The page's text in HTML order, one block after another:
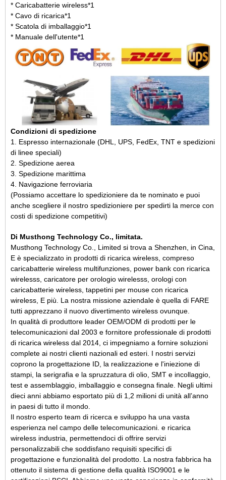
* Caricabatterie wireless*1
* Cavo di ricarica*1
* Scatola di imballaggio*1
* Manuale dell'utente*1
Condizioni di spedizione
1. Espresso internazionale (DHL, UPS, FedEx, TNT e spedizioni
di linee speciali)
2. Spedizione aerea
3. Spedizione marittima
4. Navigazione ferroviaria
(Possiamo accettare lo spedizioniere da te nominato e puoi
anche scegliere il nostro spedizioniere per spedirti la merce con
costi di spedizione competitivi)
Di Musthong Technology Co., limitata.
Musthong Technology Co., Limited si trova a Shenzhen, in Cina,
E è specializzato in prodotti di ricarica wireless, compreso
caricabatterie wireless multifunziones, power bank con ricarica
wirelesss, caricatore per orologio wirelesss, orologi con
caricabatterie wireless, tappetini per mouse con ricarica
wireless, E più. La nostra missione aziendale è quella di FARE
tutti apprezzano il nuovo divertimento wireless ovunque.
In qualità di produttore leader OEM/ODM di prodotti per le
telecomunicazioni dal 2003 e fornitore professionale di prodotti
di ricarica wireless dal 2014, ci impegniamo a fornire soluzioni
complete ai nostri clienti nazionali ed esteri. I nostri servizi
coprono la progettazione ID, la realizzazione e l'iniezione di
stampi, la serigrafia e la spruzzatura di olio, SMT e incollaggio,
test e assemblaggio, imballaggio e consegna finale. Negli ultimi
dieci anni abbiamo esportato più di 1,2 milioni di unità all’anno
in paesi di tutto il mondo.
Il nostro esperto team di ricerca e sviluppo ha una vasta
esperienza nel campo delle telecomunicazioni. e ricarica
wireless industria, permettendoci di offrire servizi
personalizzabili che soddisfano requisiti specifici di
progettazione e funzionalità del prodotto. La nostra fabbrica ha
ottenuto il sistema di gestione della qualità ISO9001 e le